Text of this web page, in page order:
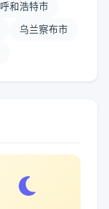
呼和浩特市
乌兰察布市